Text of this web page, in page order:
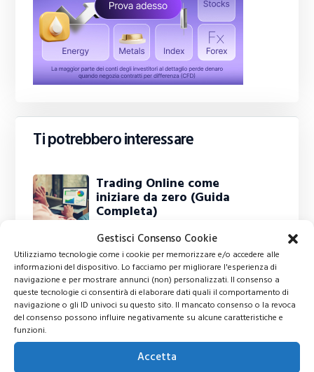
Gestisci Consenso Cookie
Utilizziamo tecnologie come i cookie per memorizzare e/o accedere alle
informazioni del dispositivo. Lo facciamo per migliorare l'esperienza di
navigazione e per mostrare annunci (non) personalizzati. Il consenso a
queste tecnologie ci consentirà di elaborare dati quali il comportamento di
navigazione o gli ID univoci su questo sito. Il mancato consenso o la revoca
del consenso possono influire negativamente su alcune caratteristiche e
funzioni.
Accetta
Ti potrebbero interessare
Trading Online come
iniziare da zero (Guida
Completa)
IQ Option Recensione -
Demo - Opinioni sul
Broker CFD
a basse commissioni:…